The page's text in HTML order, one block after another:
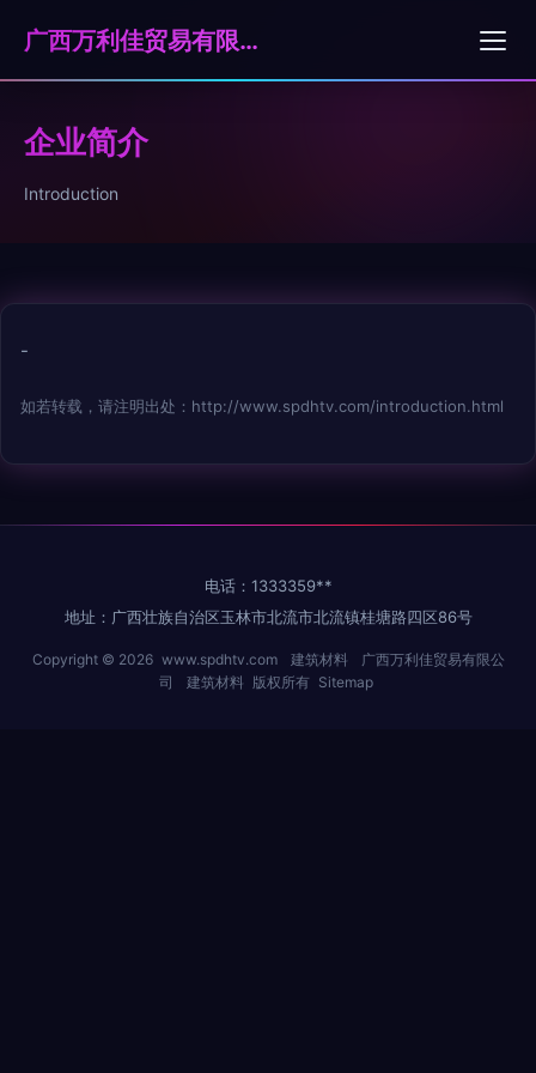
广西万利佳贸易有限公司
企业简介
Introduction
-
如若转载，请注明出处：http://www.spdhtv.com/introduction.html
电话：1333359**
地址：广西壮族自治区玉林市北流市北流镇桂塘路四区86号
Copyright © 2026 www.spdhtv.com 建筑材料
广西万利佳贸易有限公
司
建筑材料 版权所有 Sitemap